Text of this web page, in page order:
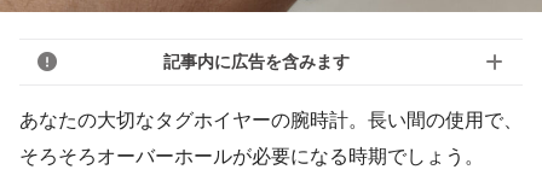
記事内に広告を含みます
あなたの大切なタグホイヤーの腕時計。長い間の使用で、
そろそろオーバーホールが必要になる時期でしょう。